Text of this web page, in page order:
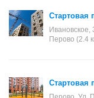
Стартовая
Ивановское,
Перово (2.4
Стартовая